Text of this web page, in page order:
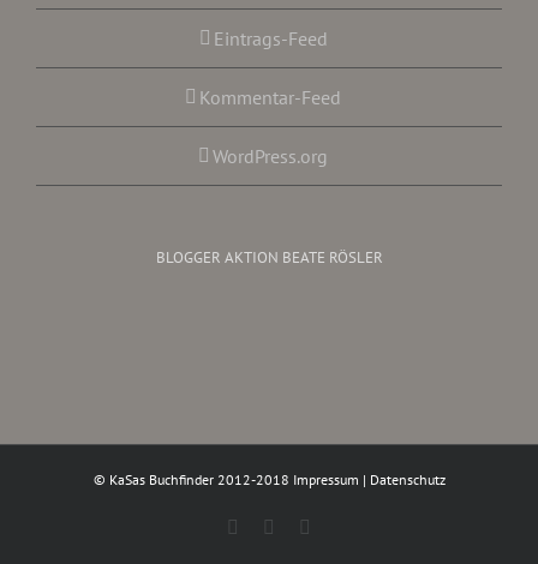
Eintrags-Feed
Kommentar-Feed
WordPress.org
BLOGGER AKTION BEATE RÖSLER
© KaSas Buchfinder 2012-2018 Impressum | Datenschutz
FacebookInstagram